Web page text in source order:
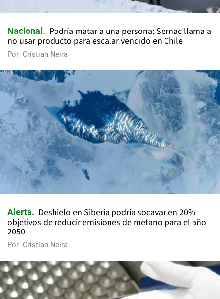
Nacional
Podría matar a una persona: Sernac llama a
no usar producto para escalar vendido en Chile
Por Cristian Neira
Alerta
Deshielo en Siberia podría socavar en 20%
objetivos de reducir emisiones de metano para el año
2050
Por Cristian Neira